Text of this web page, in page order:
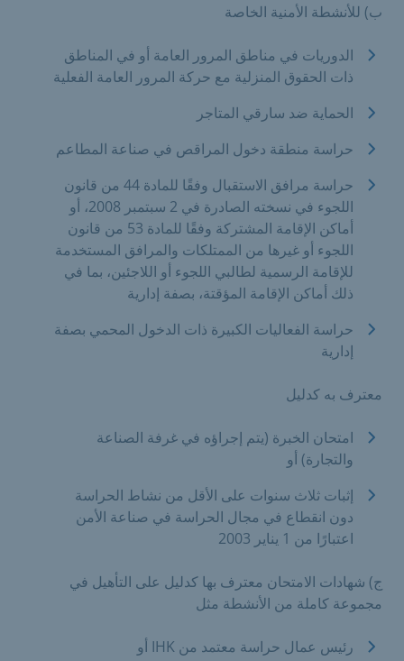
ب) للأنشطة الأمنية الخاصة
الدوريات في مناطق المرور العامة أو في المناطق
ذات الحقوق المنزلية مع حركة المرور العامة الفعلية
الحماية ضد سارقي المتاجر
حراسة منطقة دخول المراقص في صناعة المطاعم
حراسة مرافق الاستقبال وفقًا للمادة 44 من قانون
اللجوء في نسخته الصادرة في 2 سبتمبر 2008، أو
أماكن الإقامة المشتركة وفقًا للمادة 53 من قانون
اللجوء أو غيرها من الممتلكات والمرافق المستخدمة
للإقامة الرسمية لطالبي اللجوء أو اللاجئين، بما في
ذلك أماكن الإقامة المؤقتة، بصفة إدارية
حراسة الفعاليات الكبيرة ذات الدخول المحمي بصفة
إدارية
معترف به كدليل
امتحان الخبرة (يتم إجراؤه في غرفة الصناعة
والتجارة) أو
إثبات ثلاث سنوات على الأقل من نشاط الحراسة
دون انقطاع في مجال الحراسة في صناعة الأمن
اعتبارًا من 1 يناير 2003
ج) شهادات الامتحان معترف بها كدليل على التأهيل في
مجموعة كاملة من الأنشطة مثل
رئيس عمال حراسة معتمد من IHK أو